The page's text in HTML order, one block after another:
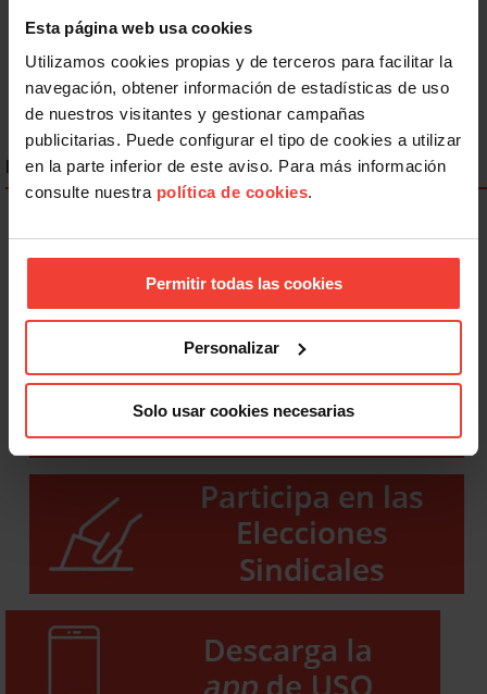
Esta página web usa cookies
Utilizamos cookies propias y de terceros para facilitar la
navegación, obtener información de estadísticas de uso
de nuestros visitantes y gestionar campañas
publicitarias. Puede configurar el tipo de cookies a utilizar
en la parte inferior de este aviso. Para más información
consulte nuestra política de cookies.
Permitir todas las cookies
Personalizar
Solo usar cookies necesarias
ENLACES DESTACADOS